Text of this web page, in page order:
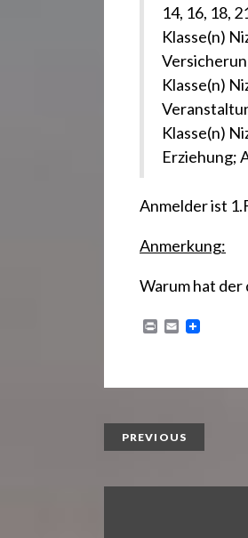
14, 16, 18,
Klasse(n)
Klasse(n)
Klasse(n)
Erziehung;
Anmelder ist
Anmerkung:
Warum hat
E
PREVIOUS